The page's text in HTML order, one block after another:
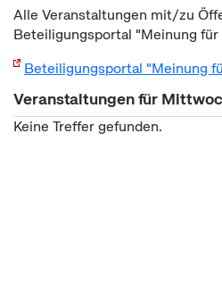
Alle Veranstaltungen mit/zu
Beteiligungsportal "Meinung für
Beteiligungsportal "Meinung
Veranstaltungen für
Keine Treffer gefunden.